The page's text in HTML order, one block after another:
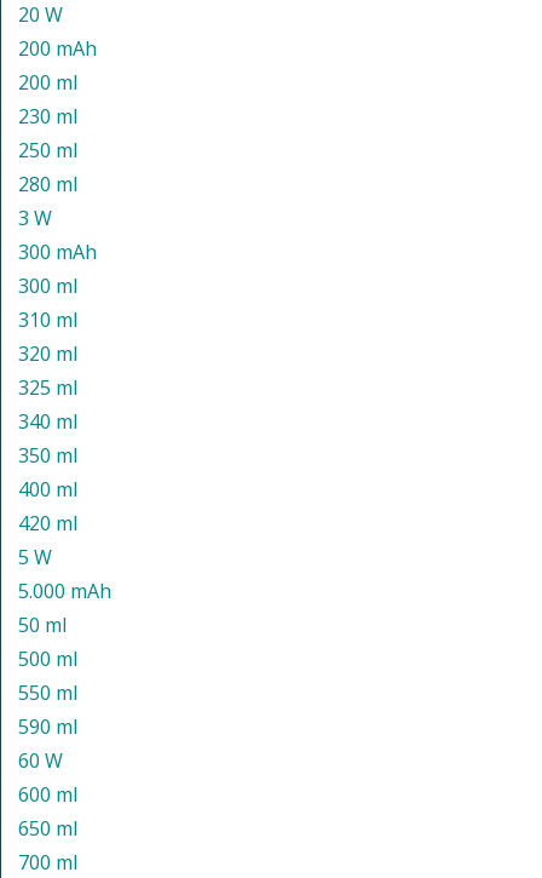
20 W
200 mAh
200 ml
230 ml
250 ml
280 ml
3 W
300 mAh
300 ml
310 ml
320 ml
325 ml
340 ml
350 ml
400 ml
420 ml
5 W
5.000 mAh
50 ml
500 ml
550 ml
590 ml
60 W
600 ml
650 ml
700 ml